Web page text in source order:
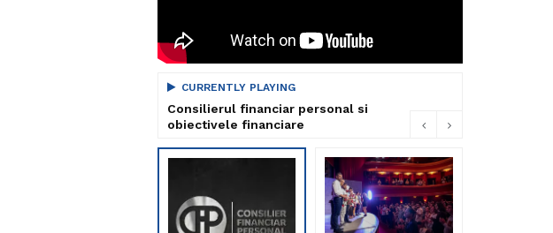
CURRENTLY PLAYING
Consilierul financiar personal si
obiectivele financiare